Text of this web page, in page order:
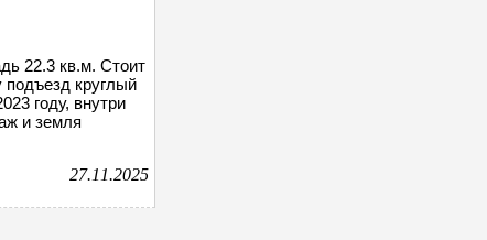
22.3 кв.м. Стоит
круглый
году, внутри
и земля
27.11.2025